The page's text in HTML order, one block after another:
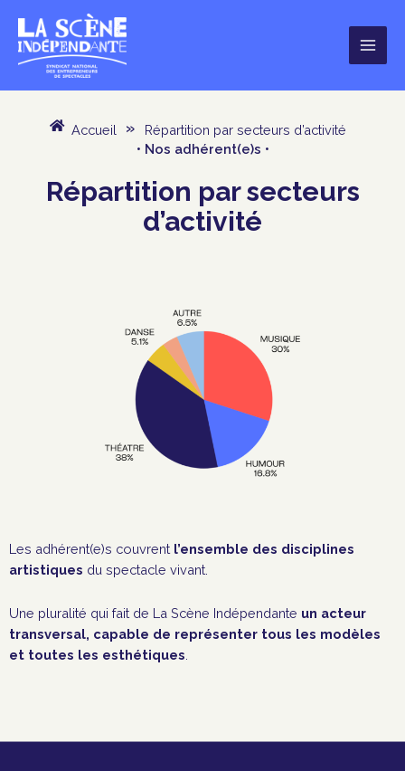
contenu
Accueil »
Répartition par secteurs d’activité
• Nos adhérent(e)s •
Répartition par secteurs
d’activité
Les adhérent(e)s couvrent l’ensemble des disciplines
artistiques du spectacle vivant.
Une pluralité qui fait de La Scène Indépendante un acteur
transversal, capable de représenter tous les modèles
et toutes les esthétiques